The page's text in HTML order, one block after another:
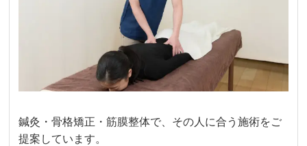
鍼灸・骨格矯正・筋膜整体で、その人に合う施術をご
提案しています。